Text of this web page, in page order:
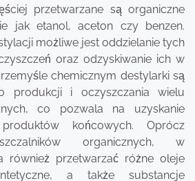
przetwarzane są organiczne
jak etanol, aceton czy benzen.
możliwe jest oddzielanie tych
oraz odzyskiwanie ich w
chemicznym destylarki są
produkcji i oczyszczania wielu
co pozwala na uzyskanie
końcowych. Oprócz
organicznych, w
również przetwarzać różne oleje
a także substancje